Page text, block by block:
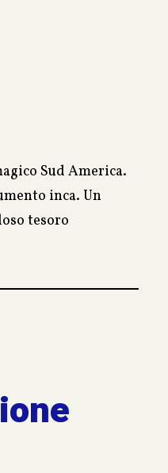
Sud America.
inca. Un
tesoro